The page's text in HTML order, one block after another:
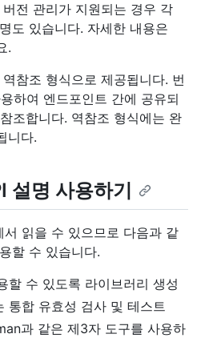
전 관리가 지원되는 경우 각
도 있습니다. 자세한 내용은
.
참조 형식으로 제공됩니다. 번
하여 엔드포인트 간에 공유되
조합니다. 역참조 형식에는 완
니다.
명 사용하기
읽을 수 있으므로 다음과 같
할 수 있습니다.
할 수 있도록 라이브러리 생성
통합 유효성 검사 및 테스트
과 같은 제3자 도구를 사용하